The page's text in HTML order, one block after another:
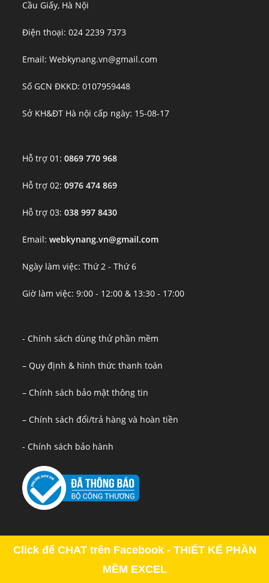
Cầu Giấy, Hà Nội
Điện thoại: 024 2239 7373
Email: Webkynang.vn@gmail.com
Số GCN ĐKKD: 0107959448
Sở KH&ĐT Hà nội cấp ngày: 15-08-17
Hỗ trợ 01:0869 770 968
Hỗ trợ 02:0976 474 869
Hỗ trợ 03:038 997 8430
Email:webkynang.vn@gmail.com
Ngày làm việc: Thứ 2 - Thứ 6
Giờ làm việc: 9:00 - 12:00 & 13:30 - 17:00
- Chính sách dùng thử phần mềm
– Quy định & hình thức thanh toán
– Chính sách bảo mật thông tin
– Chính sách đổi/trả hàng và hoàn tiền
- Chính sách bảo hành
Copyright - OceanWP Theme by OceanWP
Click để CHAT trên Facebook - THIẾT KẾ PHẦN
MỀM EXCEL